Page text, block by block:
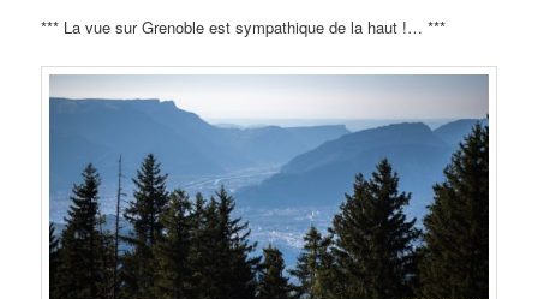
*** La vue sur Grenoble est sympathique de la haut !… ***